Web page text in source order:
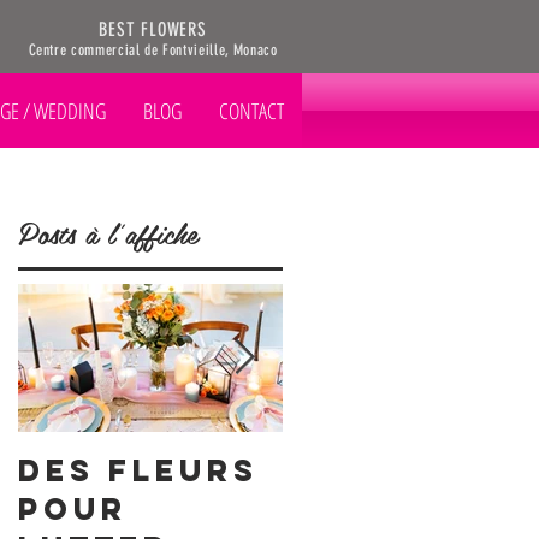
BEST FLOWERS
Centre commercial de Fontvieille, Monaco
/ WEDDING BLOG CONTACT
Posts à l'affiche
Des Fleurs
pour